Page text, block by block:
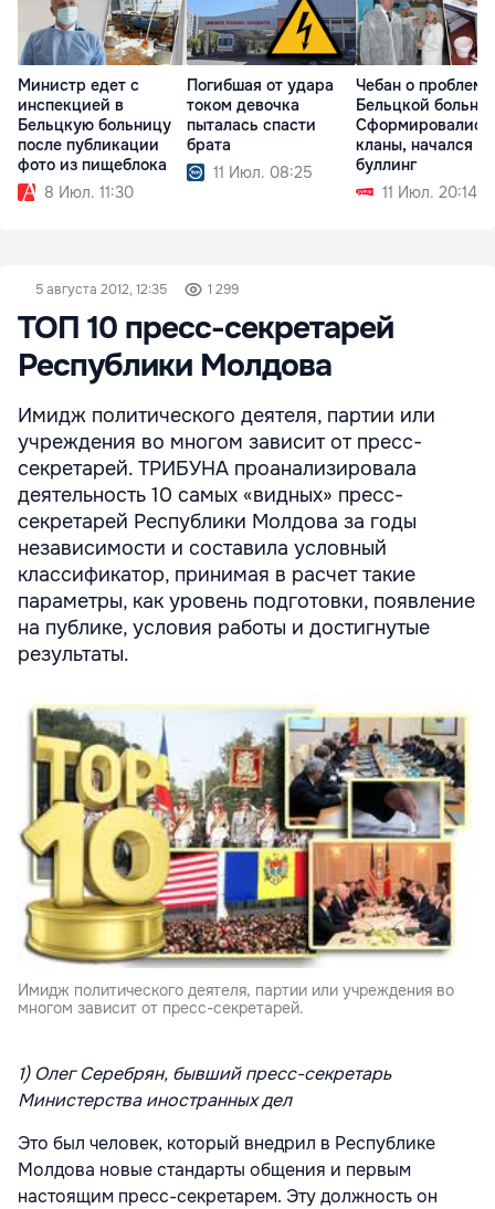
Министр едет с
инспекцией в
Бельцкую больницу
после публикации
фото из пищеблока
8 Июл. 11:30
Погибшая от удара
током девочка
пыталась спасти
брата
11 Июл. 08:25
Чебан о
Бельцкой
Сформировались
кланы, начался
буллинг
11 Июл. 20:14
5 августа 2012, 12:35 1 299
ТОП 10 пресс-секретарей
Республики Молдова
Имидж политического деятеля, партии или
учреждения во многом зависит от пресс-
секретарей. ТРИБУНА проанализировала
деятельность 10 самых «видных» пресс-
секретарей Республики Молдова за годы
независимости и составила условный
классификатор, принимая в расчет такие
параметры, как уровень подготовки, появление
на публике, условия работы и достигнутые
результаты.
Имидж политического деятеля, партии или учреждения во
многом зависит от пресс-секретарей.
1) Олег Серебрян, бывший пресс-секретарь
Министерства иностранных дел
Это был человек, который внедрил в Республике
Молдова новые стандарты общения и первым
настоящим пресс-секретарем. Эту должность он